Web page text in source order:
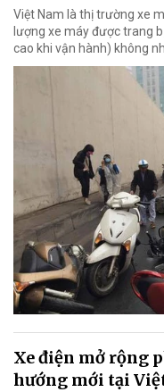
Việt Nam là thị trường xe
lượng xe máy được trang
cao khi vận hành) không
Xe điện mở rộng
hướng mới tại